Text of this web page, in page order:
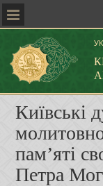
Київські
пам’яті
Петра